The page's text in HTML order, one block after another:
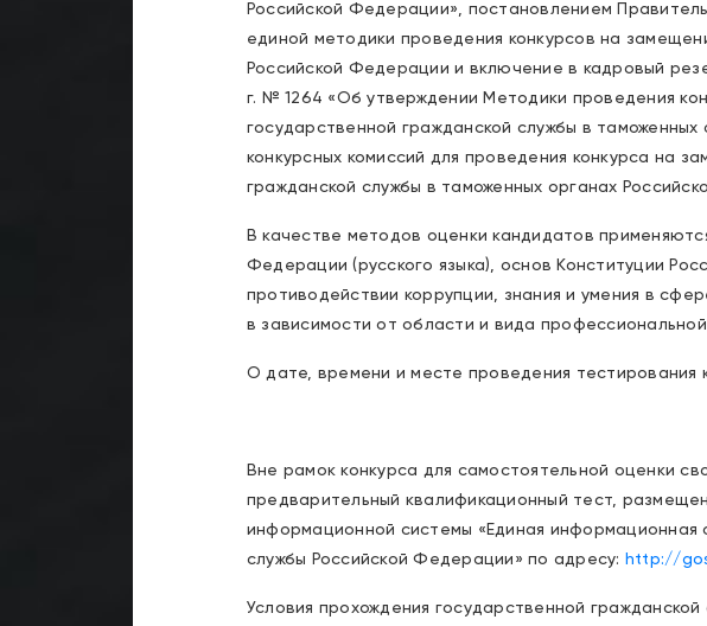
Российской Федерации», постановлением
единой методики проведения конкурсов на
Российской Федерации и включение в кадровый
г. № 1264 «Об утверждении Методики проведения
государственной гражданской службы в
конкурсных комиссий для проведения конкурса на
гражданской службы в таможенных органах
В качестве методов оценки кандидатов
Федерации (русского языка), основ Конституции
противодействии коррупции, знания и умения в
в зависимости от области и вида
О дате, времени и месте проведения тестирования
Вне рамок конкурса для самостоятельной оценки
предварительный квалификационный тест,
информационной системы «Единая информационная
службы Российской Федерации» по адресу: http://
Условия прохождения государственной